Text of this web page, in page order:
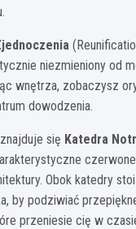
niezmieniony od
wnętrza, zobaczysz
dowodzenia.
się Katedra
Obok katedry
by podziwiać
przeniesie cię w